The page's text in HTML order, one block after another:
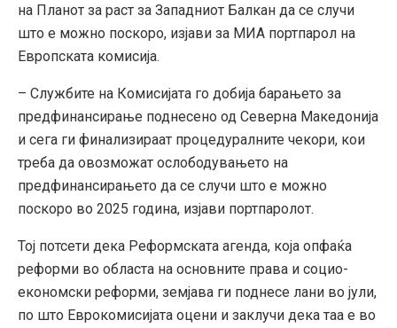
на Планот за раст за Западниот Балкан да се случи
што е можно поскоро, изјави за МИА портпарол на
Европската комисија.
– Службите на Комисијата го добија барањето за
предфинансирање поднесено од Северна Македонија
и сега ги финализираат процедуралните чекори, кои
треба да овозможат ослободувањето на
предфинансирањето да се случи што е можно
поскоро во 2025 година, изјави портпаролот.
Тој потсети дека Реформската агенда, која опфаќа
реформи во областа на основните права и социо-
економски реформи, земјава ги поднесе лани во јули,
по што Еврокомисијата оцени и заклучи дека таа е во